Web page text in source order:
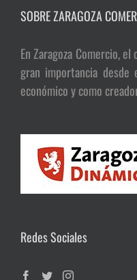
SOBRE ZARAGOZA
En Zaragoza Comercio,
gran importancia
económico y como
Redes Sociales